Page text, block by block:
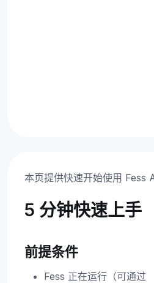
本页提供快速开始使用 Fess
5 分钟快速上手
前提条件
Fess 正在运行（可通过